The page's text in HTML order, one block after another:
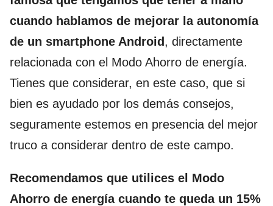
cuando hablamos de mejorar la autonomía
de un smartphone Android, directamente
relacionada con el Modo Ahorro de energía.
Tienes que considerar, en este caso, que si
bien es ayudado por los demás consejos,
seguramente estemos en presencia del mejor
truco a considerar dentro de este campo.
Recomendamos que utilices el Modo
Ahorro de energía cuando te queda un 15%